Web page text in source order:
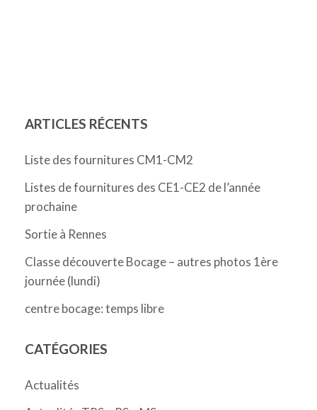
ARTICLES RÉCENTS
Liste des fournitures CM1-CM2
Listes de fournitures des CE1-CE2 de l’année
prochaine
Sortie à Rennes
Classe découverte Bocage – autres photos 1ère
journée (lundi)
centre bocage: temps libre
CATÉGORIES
Actualités